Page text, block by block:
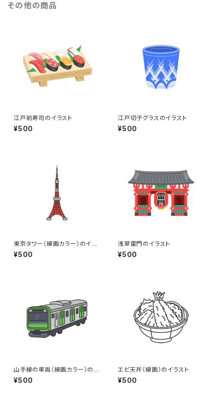
その他の商品
江戸前寿司のイラスト
¥500
江戸切子グラスのイラスト
¥500
東京タワー（線画カラー）のイラ
スト
¥500
浅草雷門のイラスト
¥500
山手線の車両（線画カラー）のイ
ラスト
¥500
エビ天丼（線画）のイラスト
¥500